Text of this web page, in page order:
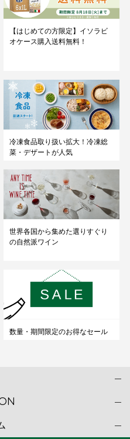
【はじめての方限定】イソラビ
オケース購入送料無料！
冷凍食品取り扱い拡大！冷凍総
菜・デザートが人気
世界各国から集めた選りすぐり
の自然派ワイン
数量・期間限定のお得なセール